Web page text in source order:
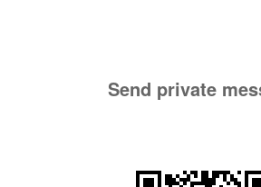
Send private